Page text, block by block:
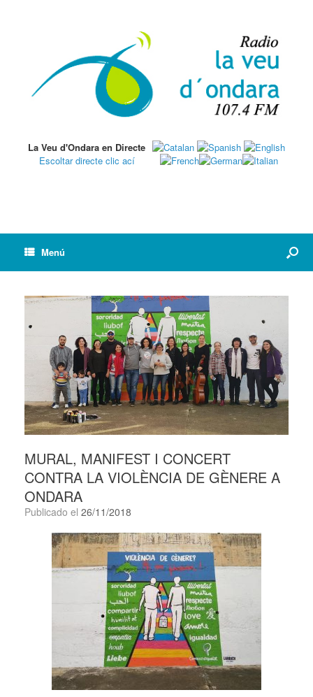
La Veu d'Ondara en Directe
Escoltar directe clic ací
Menú
MURAL, MANIFEST I CONCERT
CONTRA LA VIOLÈNCIA DE GÈNERE A
ONDARA
Publicado el 26/11/2018